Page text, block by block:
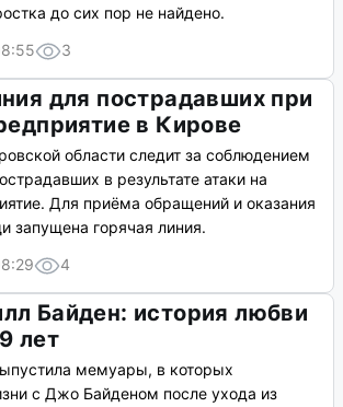
до сих пор не найдено.
3
для пострадавших при
в Кирове
области следит за соблюдением
в результате атаки на
Для приёма обращений и оказания
запущена горячая линия.
4
Байден: история любви
лет
мемуары, в которых
с Джо Байденом после ухода из